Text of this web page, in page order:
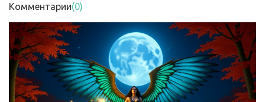
Комментарии(0)